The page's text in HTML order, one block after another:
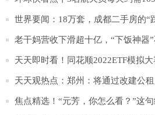
务，所需氧气从何而来
世界要闻：18万套，成都二手房的“
老干妈营收下滑超十亿，“下饭神器”
天天即时看！同花顺2022ETF模拟
走了头奖特斯拉？
天天观热点：郑州：将通过改建公
储备隔离房间
焦点精选！“元芳，你怎么看？”这